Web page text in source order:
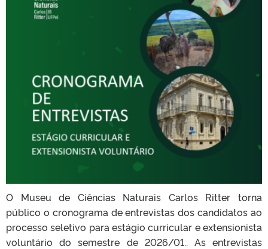
O Museu de Ciências Naturais Carlos Ritter torna
público o cronograma de entrevistas dos candidatos ao
processo seletivo para estágio curricular e extensionista
voluntário do semestre de 2026/01.. As entrevistas